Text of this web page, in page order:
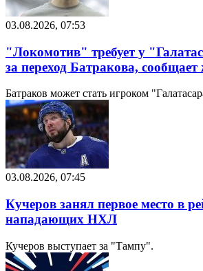
03.08.2026, 07:53
"Локомотив" требует у
за переход Батракова,
Батраков может стать игроком
03.08.2026, 07:45
Кучеров занял первое место в
нападающих НХЛ
Кучеров выступает за "Тампу".